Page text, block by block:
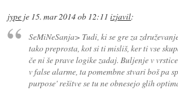
jype je 15. mar 2014 ob 12:11 izjavil:
SeMiNeSanja> Tudi, ki se gre za
tako preprosta, kot si ti misliš, ker ti vse
če ni še prave logike zadaj. Buljenje v
v false alarme, ta pomembne stvari boš pa
purpose' rešitve se tu ne obnesejo glih